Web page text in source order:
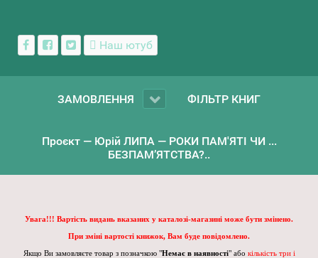
Наш ютуб
ЗАМОВЛЕННЯ ФІЛЬТР КНИГ
Проєкт — Юрій ЛИПА — РОКИ ПАМ'ЯТІ ЧИ ...
БЕЗПАМ’ЯТСТВА?..
Увага!!! Вартість видань вказаних у каталозі-магазині може бути змінено.
При зміні вартості книжок, Вам буде повідомлено.
Якщо Ви замовляєте товар з позначкою "Немає в наявності" або кількість три і